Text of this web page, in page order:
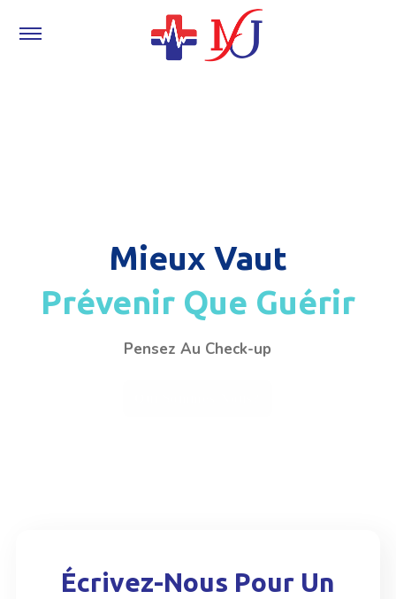
Mieux Vaut
Prévenir Que Guérir
Pensez Au Check-up
Écrivez-Nous Pour Un